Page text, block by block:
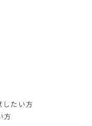
したい方
方